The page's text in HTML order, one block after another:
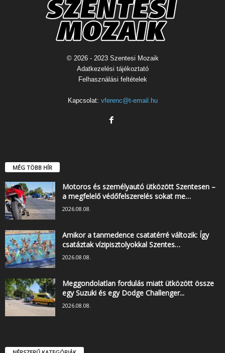
© 2026 - 2023 Szentesi Mozaik
Adatkezelési tájékoztató
Felhasználási feltételek
Kapcsolat: vferenc@t-email.hu
MÉG TÖBB HÍR
Motoros és személyautó ütközött Szentesen –
a megfelelő védőfelszerelés sokat me…
2026.08.08.
Amikor a tanmedence csatatérré változik: Így
csatáztak vízipisztolyokkal Szentes…
2026.08.08.
Meggondolatlan fordulás miatt ütközött össze
egy Suzuki és egy Dodge Challenger...
2026.08.08.